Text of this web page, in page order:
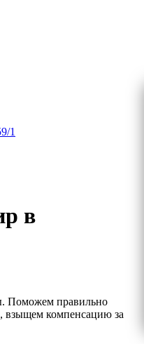
1
в
Поможем правильно
взыщем компенсацию за